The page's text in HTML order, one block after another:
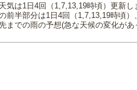
気は1日4回（1,7,13,19時頃）更新し
前半部分は1日4回（1,7,13,19時頃）
までの雨の予想(急な天候の変化があ